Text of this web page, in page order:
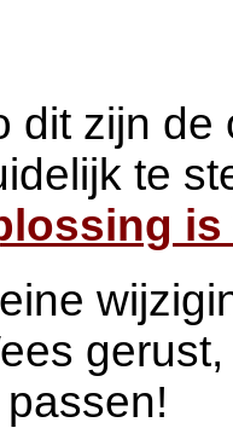
dit zijn de
te
is